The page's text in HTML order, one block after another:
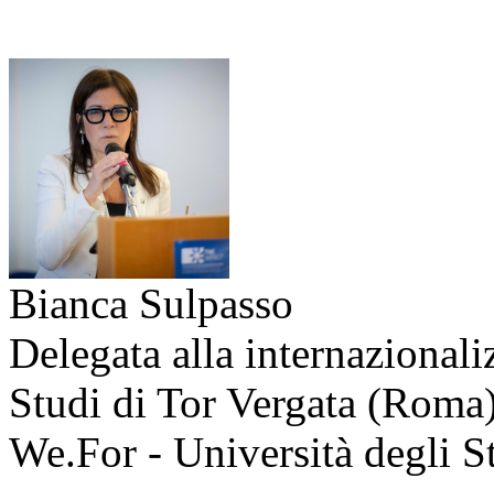
Bianca Sulpasso
Delegata alla
Studi di Tor Vergata
We.For - Università degli